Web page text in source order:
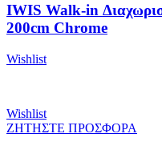
IWIS Walk-in
200cm Chrome
Wishlist
Wishlist
ΖΗΤΗΣΤΕ ΠΡΟΣΦΟΡΑ